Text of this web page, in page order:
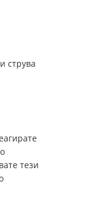
струва
тези